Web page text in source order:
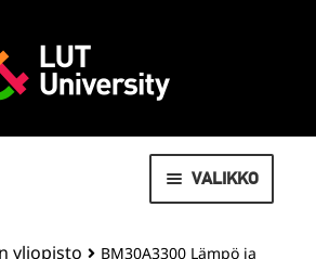
VALIKKO
yliopisto
BM30A3300 Lämpö ja